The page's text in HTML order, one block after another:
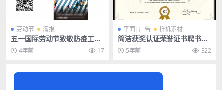
劳动节 海报
五一国际劳动节致敬防疫工人
商业活动海报模板
4年前 17
平面|广告 样机素材
简洁获奖认证荣誉证书聘书奖
状模板PSD素材
5年前 322